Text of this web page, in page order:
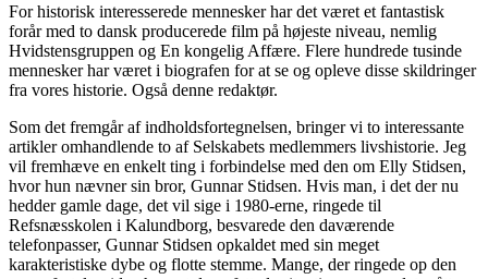
For historisk interesserede mennesker har det været et fantastisk
forår med to dansk producerede film på højeste niveau, nemlig
Hvidstensgruppen og En kongelig Affære. Flere hundrede tusinde
mennesker har været i biografen for at se og opleve disse skildringer
fra vores historie. Også denne redaktør.
Som det fremgår af indholdsfortegnelsen, bringer vi to interessante
artikler omhandlende to af Selskabets medlemmers livshistorie. Jeg
vil fremhæve en enkelt ting i forbindelse med den om Elly Stidsen,
hvor hun nævner sin bror, Gunnar Stidsen. Hvis man, i det der nu
hedder gamle dage, det vil sige i 1980-erne, ringede til
Refsnæsskolen i Kalundborg, besvarede den daværende
telefonpasser, Gunnar Stidsen opkaldet med sin meget
karakteristiske dybe og flotte stemme. Mange, der ringede op den